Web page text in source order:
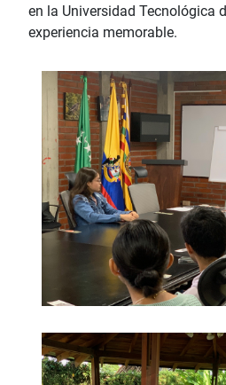
en la Universidad Tecnológica
experiencia memorable.